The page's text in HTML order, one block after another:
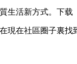
生活新方式。下载
現在社區圈子裏